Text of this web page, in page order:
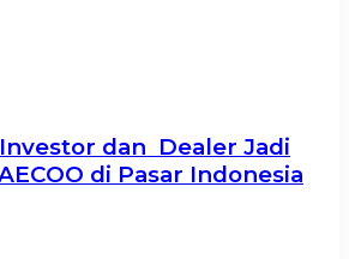
dan Dealer Jadi
di Pasar Indonesia